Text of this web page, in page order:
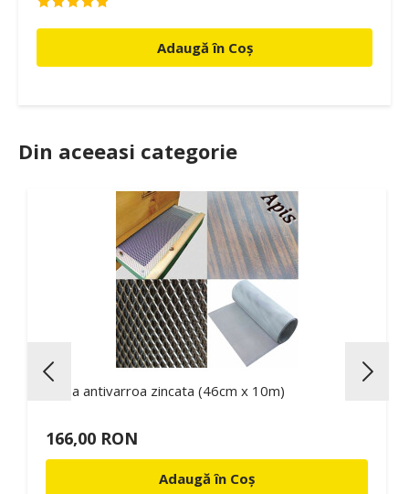
Adaugă în Coș
Din aceeasi categorie
Plasa antivarroa zincata (46cm x 10m)
166,00 RON
Adaugă în Coș